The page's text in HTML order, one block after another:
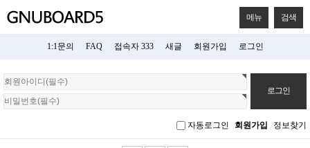
메뉴 검색
1:1문의 FAQ 접속자 333 새글 회원가입 로그인
회
원
로
자동로그인 회원가입 정보찾기